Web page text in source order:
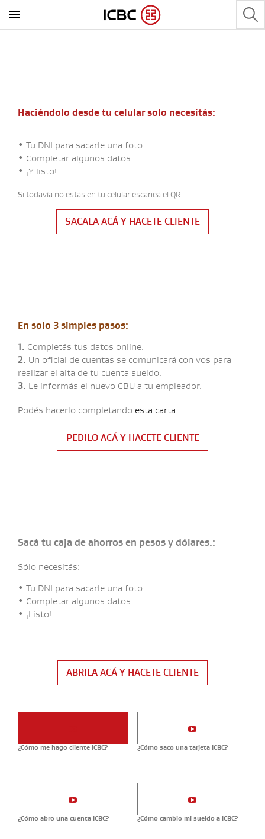
Haciéndolo desde tu celular solo necesitás:
• Tu DNI para sacarle una foto.
• Completar algunos datos.
• ¡Y listo!
Si todavía no estás en tu celular escaneá el QR.
SACALA ACÁ Y HACETE CLIENTE
En solo 3 simples pasos:
1. Completás tus datos online.
2. Un oficial de cuentas se comunicará con vos para
realizar el alta de tu cuenta sueldo.
3. Le informás el nuevo CBU a tu empleador.
Podés hacerlo completando esta carta
PEDILO ACÁ Y HACETE CLIENTE
Sacá tu caja de ahorros en pesos y dólares.:
Sólo necesitás:
• Tu DNI para sacarle una foto.
• Completar algunos datos.
• ¡Listo!
ABRILA ACÁ Y HACETE CLIENTE
¿Cómo me hago cliente ICBC? ¿Cómo saco una tarjeta ICBC?
¿Cómo abro una cuenta ICBC? ¿Cómo cambio mi sueldo a ICBC?